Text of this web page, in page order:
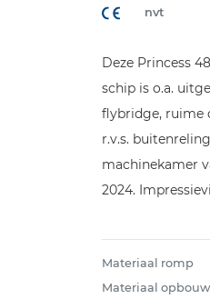
nvt
Deze Princess
schip is o.a.
flybridge, ruime
r.v.s.
machinekamer
2024.
Materiaal romp
Materiaal opbouw